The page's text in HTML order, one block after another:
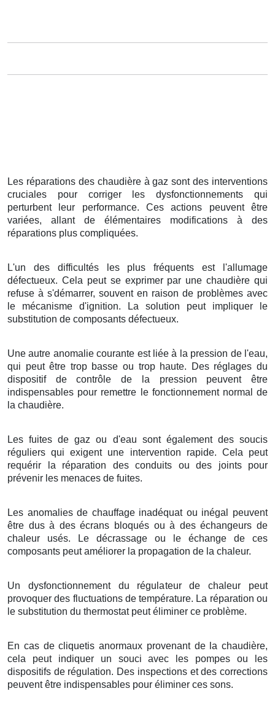
Les réparations des chaudière à gaz sont des interventions
cruciales pour corriger les dysfonctionnements qui
perturbent leur performance. Ces actions peuvent être
variées, allant de élémentaires modifications à des
réparations plus compliquées.
L'un des difficultés les plus fréquents est l'allumage
défectueux. Cela peut se exprimer par une chaudière qui
refuse à s'démarrer, souvent en raison de problèmes avec
le mécanisme d'ignition. La solution peut impliquer le
substitution de composants défectueux.
Une autre anomalie courante est liée à la pression de l'eau,
qui peut être trop basse ou trop haute. Des réglages du
dispositif de contrôle de la pression peuvent être
indispensables pour remettre le fonctionnement normal de
la chaudière.
Les fuites de gaz ou d'eau sont également des soucis
réguliers qui exigent une intervention rapide. Cela peut
requérir la réparation des conduits ou des joints pour
prévenir les menaces de fuites.
Les anomalies de chauffage inadéquat ou inégal peuvent
être dus à des écrans bloqués ou à des échangeurs de
chaleur usés. Le décrassage ou le échange de ces
composants peut améliorer la propagation de la chaleur.
Un dysfonctionnement du régulateur de chaleur peut
provoquer des fluctuations de température. La réparation ou
le substitution du thermostat peut éliminer ce problème.
En cas de cliquetis anormaux provenant de la chaudière,
cela peut indiquer un souci avec les pompes ou les
dispositifs de régulation. Des inspections et des corrections
peuvent être indispensables pour éliminer ces sons.